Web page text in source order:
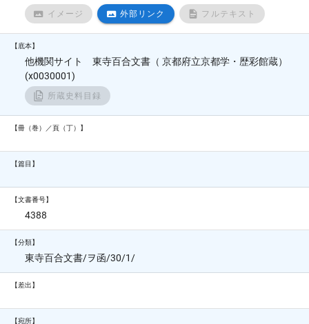
イメージ 外部リンク フルテキスト
【底本】
他機関サイト 東寺百合文書（ 京都府立京都学・歴彩館蔵）
(x0030001)
所蔵史料目録
【冊（巻）／頁（丁）】
【篇目】
【文書番号】
4388
【分類】
東寺百合文書/ヲ函/30/1/
【差出】
【宛所】